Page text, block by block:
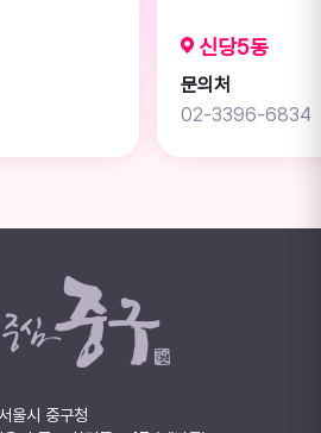
신당5동
문의처
02-3396-6834
서울시 중구청